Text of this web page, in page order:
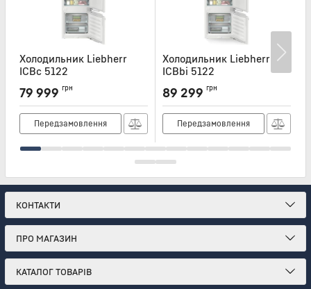
Холодильник Liebherr
ICBc 5122
ICBC5122
79 999 грн
Передзамовлення
Холодильник Liebherr
ICBbi 5122
ICBBI5122
89 299 грн
Передзамовлення
КОНТАКТИ
ПРО МАГАЗИН
КАТАЛОГ ТОВАРІВ